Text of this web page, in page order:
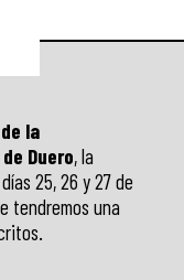
la
Duero, la
25, 26 y 27 de
tendremos una